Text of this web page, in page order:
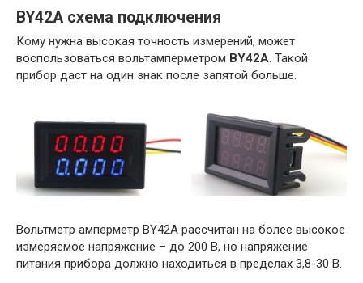
BY42A схема подключения
Кому нужна высокая точность измерений, может
воспользоваться вольтамперметром BY42A. Такой
прибор даст на один знак после запятой больше.
Вольтметр амперметр BY42A рассчитан на более высокое
измеряемое напряжение – до 200 В, но напряжение
питания прибора должно находиться в пределах 3,8-30 В.